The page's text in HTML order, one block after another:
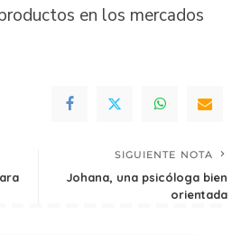
en los mercados
SIGUIENTE NOTA
Johana, una psicóloga bien
orientada